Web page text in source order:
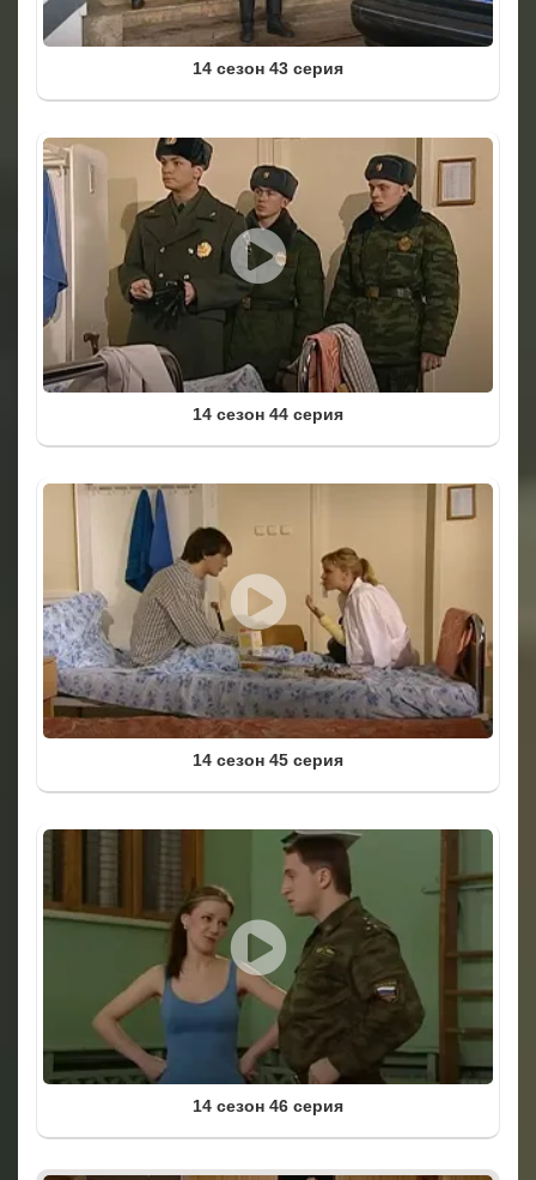
14 сезон 43 серия
14 сезон 44 серия
14 сезон 45 серия
14 сезон 46 серия